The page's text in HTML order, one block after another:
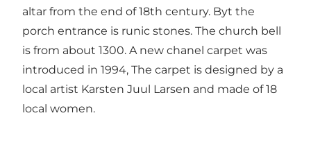
altar from the end of 18th century. Byt the
porch entrance is runic stones. The church bell
is from about 1300. A new chanel carpet was
introduced in 1994, The carpet is designed by a
local artist Karsten Juul Larsen and made of 18
local women.